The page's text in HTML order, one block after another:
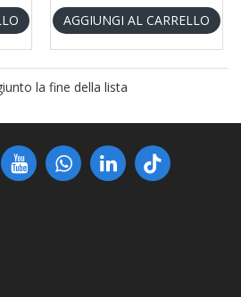
AGGIUNGI AL CARRELLO
la fine della lista